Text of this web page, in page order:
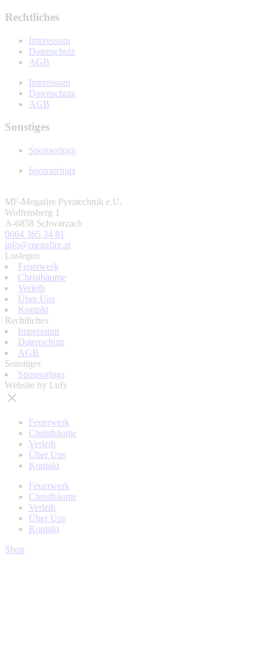
Rechtliches
Impressum
Datenschutz
AGB
Impressum
Datenschutz
AGB
Sonstiges
Sponsorings
Sponsorings
MF-Megafire Pyrotechnik e.U.
Wolfensberg 1
A-6858 Schwarzach
0664 365 34 81
info@megafire.at
Loslegen
Feuerwerk
Christbäume
Verleih
Über Uns
Kontakt
Rechtliches
Impressum
Datenschutz
AGB
Sonstiges
Sponsorings
Website by Lufy
Feuerwerk
Christbäume
Verleih
Über Uns
Kontakt
Feuerwerk
Christbäume
Verleih
Über Uns
Kontakt
Shop